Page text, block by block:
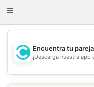
Toggle
💖
Encuentra tu
¡Descarga nuestra app